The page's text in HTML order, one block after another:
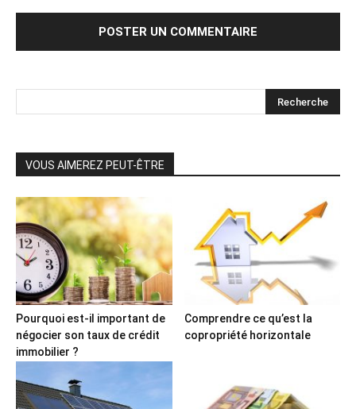
VOUS AIMEREZ PEUT-ÊTRE
Pourquoi est-il important de
négocier son taux de crédit
immobilier ?
Comprendre ce qu’est la
copropriété horizontale